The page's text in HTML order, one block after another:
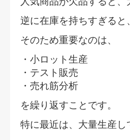
逆に在庫を持ちすぎる
そのため重要なのは、
・小ロット生産
・テスト販売
・売れ筋分析
を繰り返すことです。
特に最近は、 大量生産し